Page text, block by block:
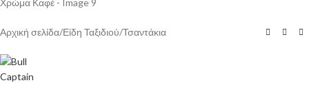
Αρχική σελίδα/Είδη Ταξιδιού/Τσαντάκια